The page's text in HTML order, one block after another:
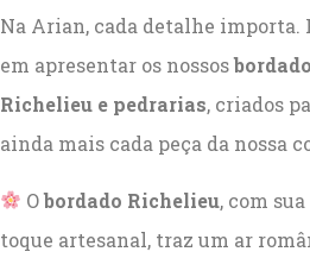
Na Arian, cada detalhe importa.
em apresentar os nossos
Richelieu e pedrarias, criados
ainda mais cada peça da nossa
Obordado Richelieu, com
toque artesanal, traz um ar